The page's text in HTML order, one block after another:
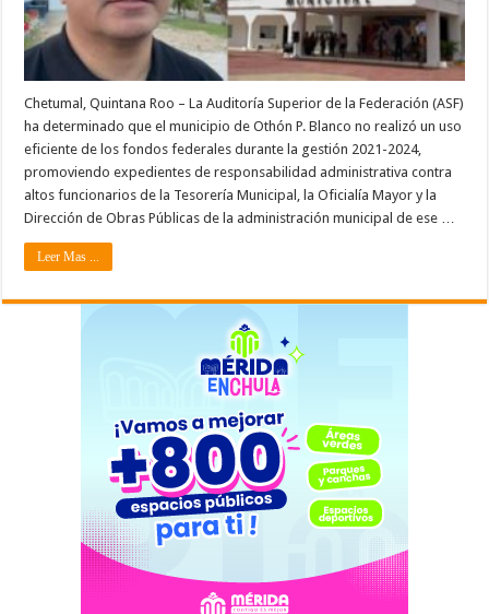
Chetumal, Quintana Roo – La Auditoría Superior de la Federación (ASF)
ha determinado que el municipio de Othón P. Blanco no realizó un uso
eficiente de los fondos federales durante la gestión 2021-2024,
promoviendo expedientes de responsabilidad administrativa contra
altos funcionarios de la Tesorería Municipal, la Oficialía Mayor y la
Dirección de Obras Públicas de la administración municipal de ese …
Leer Mas ...